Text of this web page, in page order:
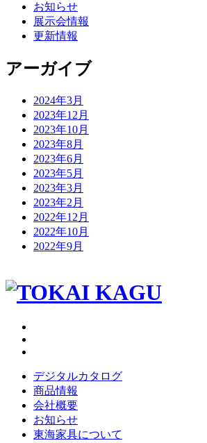
お知らせ
展示会情報
更新情報
アーガイブ
2024年3月
2023年12月
2023年10月
2023年8月
2023年6月
2023年5月
2023年3月
2023年2月
2022年12月
2022年10月
2022年9月
デジタルカタログ
商品情報
会社概要
お知らせ
東海家具について